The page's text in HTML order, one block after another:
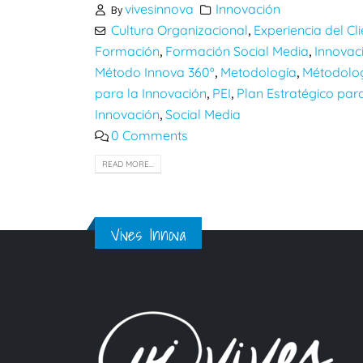
Byvivesinnova
Innovación
Cultura Organizacional, Experiencia del
Formación, Formación Social Media,
Método Innova 360º, Metodología,
para la Innovación, PEI, Plan Estratégico
Innovación, Social Media
0 Comments
READ MORE...
Vives Innova